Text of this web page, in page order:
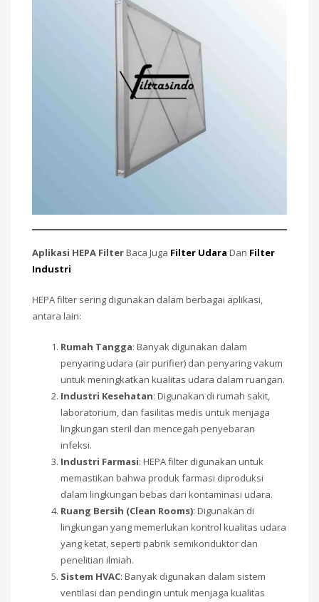
Aplikasi HEPA FilterBaca Juga Filter Udara Dan Filter
Industri
HEPA filter sering digunakan dalam berbagai aplikasi,
antara lain:
Rumah Tangga: Banyak digunakan dalam
penyaring udara (air purifier) dan penyaring vakum
untuk meningkatkan kualitas udara dalam ruangan.
Industri Kesehatan: Digunakan di rumah sakit,
laboratorium, dan fasilitas medis untuk menjaga
lingkungan steril dan mencegah penyebaran
infeksi.
Industri Farmasi: HEPA filter digunakan untuk
memastikan bahwa produk farmasi diproduksi
dalam lingkungan bebas dari kontaminasi udara.
Ruang Bersih (Clean Rooms): Digunakan di
lingkungan yang memerlukan kontrol kualitas udara
yang ketat, seperti pabrik semikonduktor dan
penelitian ilmiah.
Sistem HVAC: Banyak digunakan dalam sistem
ventilasi dan pendingin untuk menjaga kualitas